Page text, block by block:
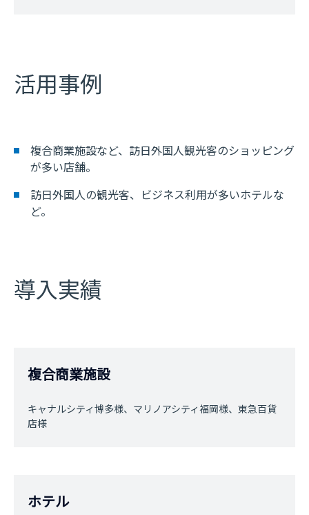
活用事例
複合商業施設など、訪日外国人観光客のショッピング
が多い店舗。
訪日外国人の観光客、ビジネス利用が多いホテルな
ど。
導入実績
複合商業施設
キャナルシティ博多様、マリノアシティ福岡様、東急百貨
店様
ホテル